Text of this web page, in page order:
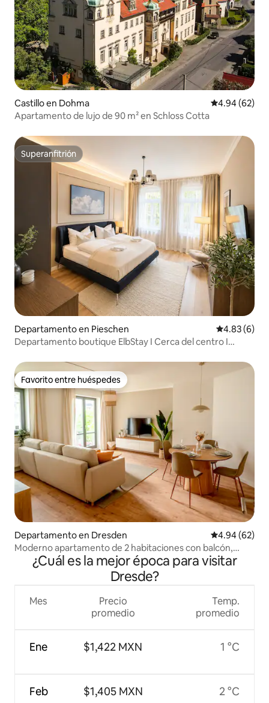
Castillo en Dohma Calificación
4.94 (62)
Apartamento de lujo de 90 m² en Schloss Cotta
Superanfitrión
Superanfitrión
Departamento en Pieschen Calificación
4.83 (6)
Departamento boutique ElbStay I Cerca del centro I
Favorito entre huéspedes
Favorito entre huéspedes
Departamento en Dresden Calificación
4.94 (62)
Moderno apartamento de 2 habitaciones con balcón,
céntrico
¿Cuál es la mejor época para visitar
Dresde?
Mes
Ene
Feb
Precio
promedio
$1,422 MXN
$1,405 MXN
Temp.
promedio
1 °C
2 °C